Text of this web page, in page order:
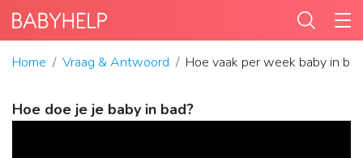
Home Vraag & Antwoord Hoe vaak per week baby in
Hoe doe je je baby in bad?